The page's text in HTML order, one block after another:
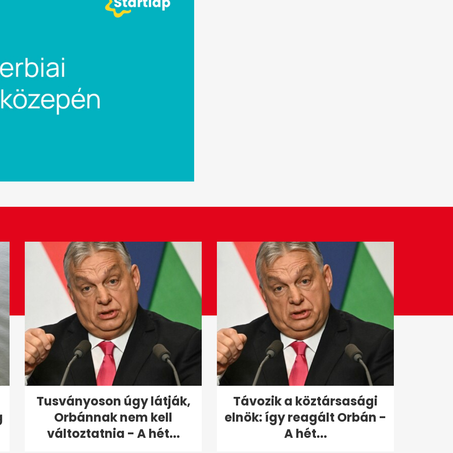
Tusványoson úgy látják,
Orbánnak nem kell
változtatnia - A hét...
Távozik a köztársasági
elnök: így reagált Orbán -
A hét...